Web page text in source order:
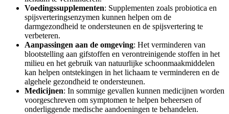
Voedingssupplementen: Supplementen zoals probiotica en
spijsverteringsenzymen kunnen helpen om de
darmgezondheid te ondersteunen en de spijsvertering te
verbeteren.
Aanpassingen aan de omgeving: Het verminderen van
blootstelling aan gifstoffen en verontreinigende stoffen in het
milieu en het gebruik van natuurlijke schoonmaakmiddelen
kan helpen ontstekingen in het lichaam te verminderen en de
algehele gezondheid te ondersteunen.
Medicijnen: In sommige gevallen kunnen medicijnen worden
voorgeschreven om symptomen te helpen beheersen of
onderliggende medische aandoeningen te behandelen.